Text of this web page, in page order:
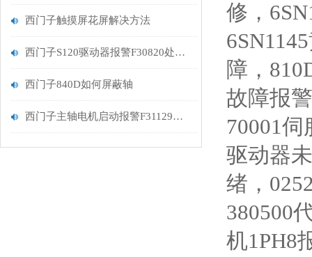
西门子触摸屏花屏解决方法
西门子S120驱动器报警F30820处理维修
西门子840D如何屏蔽轴
西门子主轴电机启动报警F31129解决方法
修，
障，
故障报
70001
驱动器
绪，
380500
机1PH8